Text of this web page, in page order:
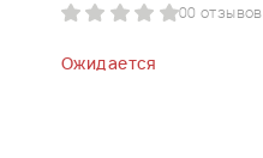
00 отзывов
Ожидается